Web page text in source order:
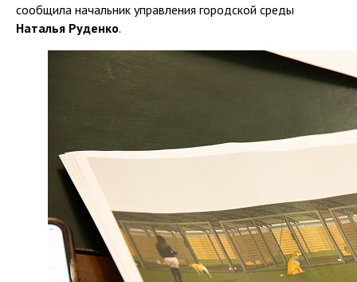
сообщила начальник управления городской среды
Наталья Руденко.